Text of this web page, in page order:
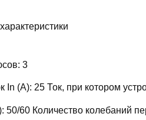
3
In (А): 25 Ток, при котором
50/60 Количество колебаний